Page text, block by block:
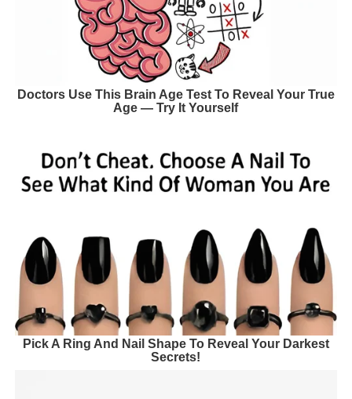
Doctors Use This Brain Age Test To Reveal Your True
Age — Try It Yourself
Pick A Ring And Nail Shape To Reveal Your Darkest
Secrets!